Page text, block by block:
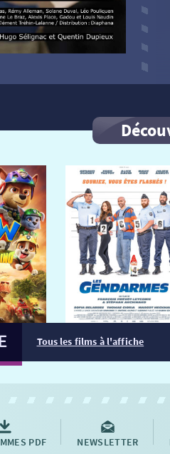
Tous les films à l'affiche
PDF NEWSLETTER